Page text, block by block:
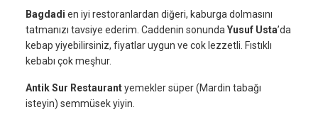
Bagdadi en iyi restoranlardan diğeri, kaburga dolmasını
tatmanızı tavsiye ederim. Caddenin sonunda Yusuf Usta’da
kebap yiyebilirsiniz, fiyatlar uygun ve cok lezzetli. Fıstıklı
kebabı çok meşhur.
Antik Sur Restaurantyemekler süper (Mardin tabağı
isteyin) semmüsek yiyin.